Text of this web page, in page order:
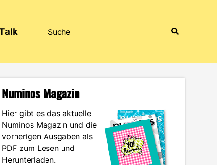
Numinos Magazin
Hier gibt es das aktuelle
Numinos Magazin und die
vorherigen Ausgaben als
PDF zum Lesen und
Herunterladen.